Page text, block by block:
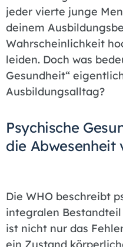
jeder vierte junge
deinem
Wahrscheinlichkeit
leiden. Doch was
Gesundheit“
Ausbildungsalltag?
Psychische
die Abwesenheit
Die WHO beschreibt
integralen
ist nicht nur das